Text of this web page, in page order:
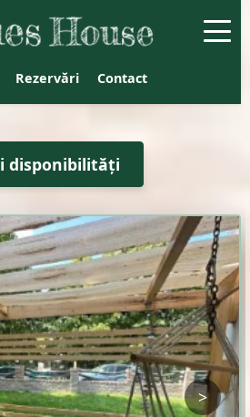
House Venus -
Rezervări Contact
disponibilități
>